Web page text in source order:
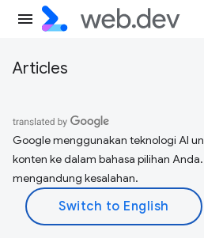
Articles
Google menggunakan teknologi AI
konten ke dalam bahasa pilihan
mengandung kesalahan.